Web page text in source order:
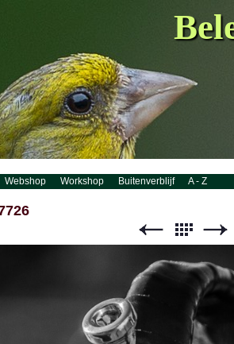
Webshop Workshop Buitenverblijf A - Z